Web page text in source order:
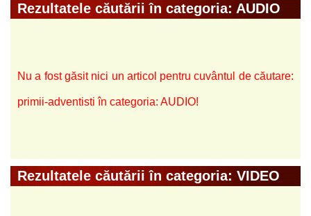
Rezultatele căutării în categoria: AUDIO
Nu a fost găsit nici un articol pentru cuvântul de căutare:
primii-adventisti în categoria: AUDIO!
Rezultatele căutării în categoria: VIDEO